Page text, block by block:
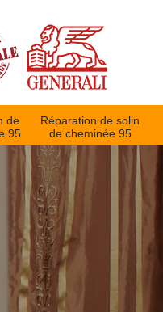
de
95
Réparation de solin
de cheminée 95